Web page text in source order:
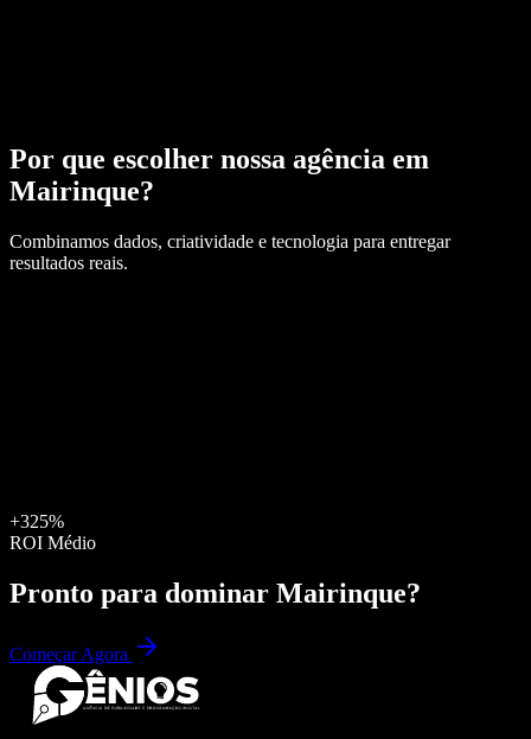
Por que escolher nossa agência em
Mairinque?
Combinamos dados, criatividade e tecnologia para entregar
resultados reais.
+325%
ROI Médio
Pronto para dominar Mairinque?
Começar Agora